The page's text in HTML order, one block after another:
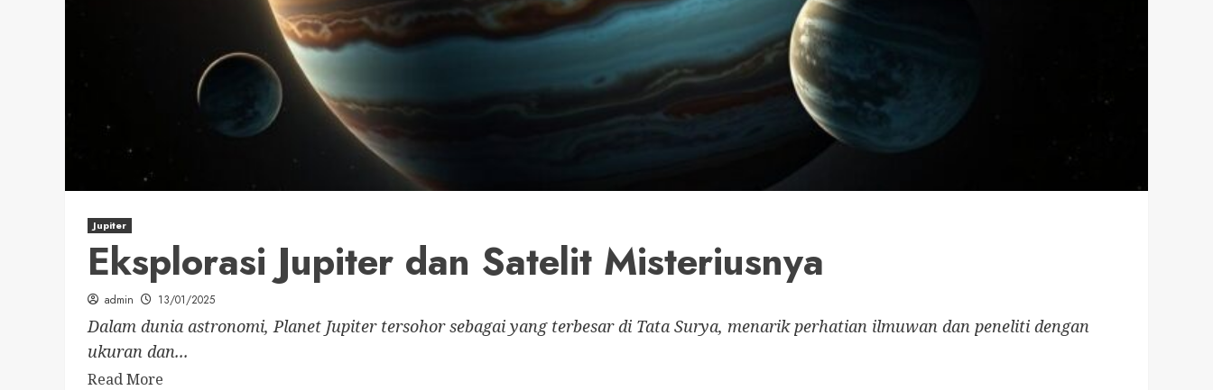
Jupiter
Eksplorasi Jupiter dan Satelit Misteriusnya
admin 13/01/2025
Dalam dunia astronomi, Planet Jupiter tersohor sebagai yang terbesar di Tata Surya, menarik perhatian ilmuwan dan peneliti dengan
ukuran dan...
Read More